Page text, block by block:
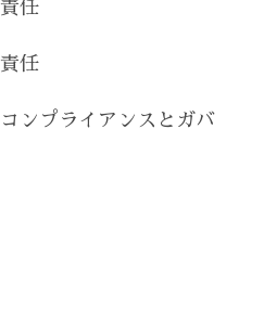
任
任
ンプライアンスとガバ